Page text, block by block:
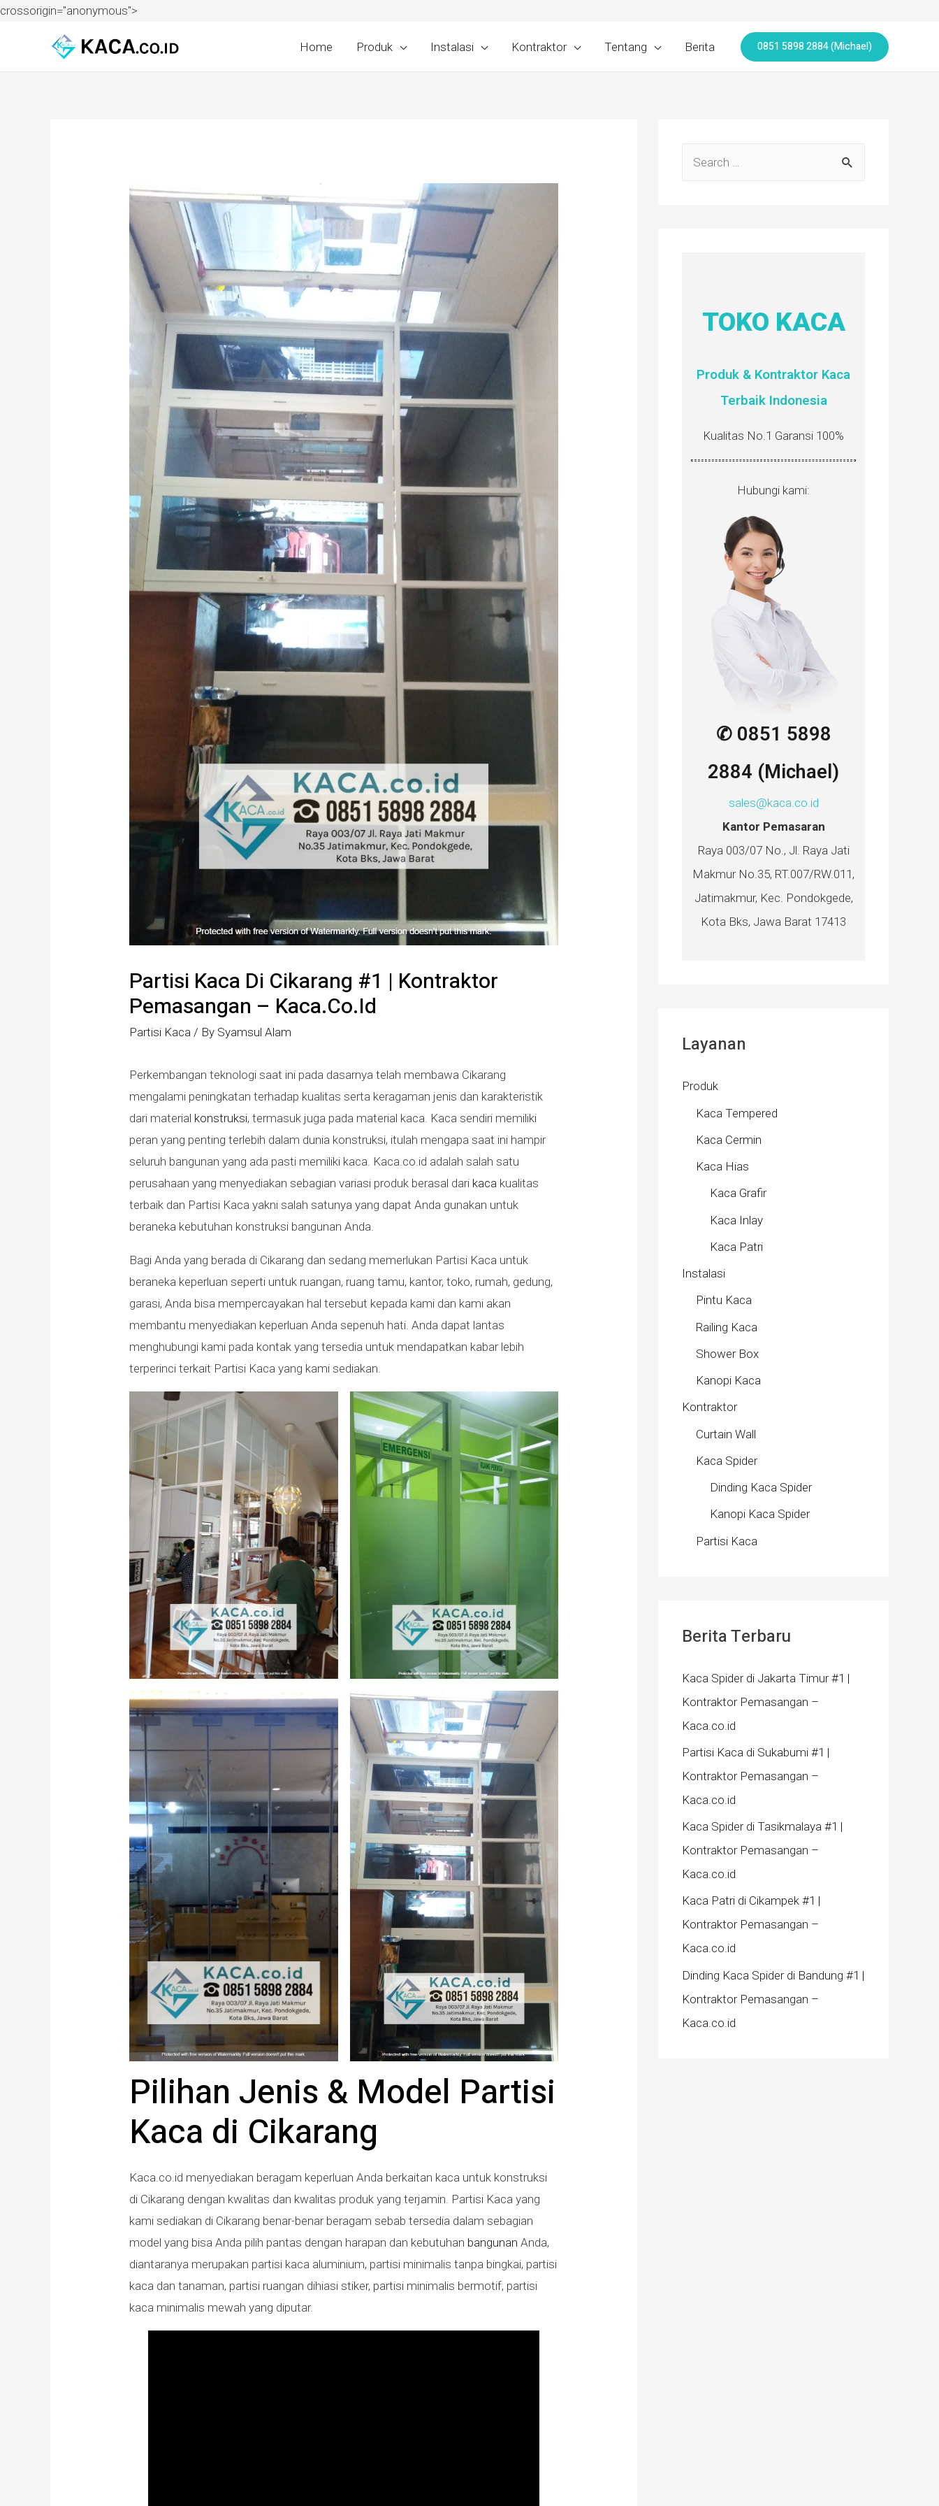
crossorigin="anonymous">
Home Produk Instalasi Kontraktor Tentang Berita 0851 5898 2884 (Michael)
Partisi Kaca Di Cikarang #1 | Kontraktor
Pemasangan – Kaca.co.id
Partisi Kaca / By Syamsul Alam
Perkembangan teknologi saat ini pada dasarnya telah membawa Cikarang
mengalami peningkatan terhadap kualitas serta keragaman jenis dan karakteristik
dari material konstruksi, termasuk juga pada material kaca. Kaca sendiri memiliki
peran yang penting terlebih dalam dunia konstruksi, itulah mengapa saat ini hampir
seluruh bangunan yang ada pasti memiliki kaca. Kaca.co.id adalah salah satu
perusahaan yang menyediakan sebagian variasi produk berasal dari kaca kualitas
terbaik dan Partisi Kaca yakni salah satunya yang dapat Anda gunakan untuk
beraneka kebutuhan konstruksi bangunan Anda.
Bagi Anda yang berada di Cikarang dan sedang memerlukan Partisi Kaca untuk
beraneka keperluan seperti untuk ruangan, ruang tamu, kantor, toko, rumah, gedung,
garasi, Anda bisa mempercayakan hal tersebut kepada kami dan kami akan
membantu menyediakan keperluan Anda sepenuh hati. Anda dapat lantas
menghubungi kami pada kontak yang tersedia untuk mendapatkan kabar lebih
terperinci terkait Partisi Kaca yang kami sediakan.
Pilihan Jenis & Model Partisi
Kaca di Cikarang
Kaca.co.id menyediakan beragam keperluan Anda berkaitan kaca untuk konstruksi
di Cikarang dengan kwalitas dan kwalitas produk yang terjamin. Partisi Kaca yang
kami sediakan di Cikarang benar-benar beragam sebab tersedia dalam sebagian
model yang bisa Anda pilih pantas dengan harapan dan kebutuhan bangunan Anda,
diantaranya merupakan partisi kaca aluminium, partisi minimalis tanpa bingkai, partisi
kaca dan tanaman, partisi ruangan dihiasi stiker, partisi minimalis bermotif, partisi
kaca minimalis mewah yang diputar.
TOKO KACA
Produk & Kontraktor Kaca
Terbaik Indonesia
Kualitas No.1 Garansi 100%
Hubungi kami:
✆ 0851 5898
2884 (Michael)
sales@kaca.co.id
Kantor Pemasaran
Raya 003/07 No., Jl. Raya Jati
Makmur No.35, RT.007/RW.011,
Jatimakmur, Kec. Pondokgede,
Kota Bks, Jawa Barat 17413
Layanan
Produk
Kaca Tempered
Kaca Cermin
Kaca Hias
Kaca Grafir
Kaca Inlay
Kaca Patri
Instalasi
Pintu Kaca
Railing Kaca
Shower Box
Kanopi Kaca
Kontraktor
Curtain Wall
Kaca Spider
Dinding Kaca Spider
Kanopi Kaca Spider
Partisi Kaca
Berita Terbaru
Kaca Spider di Jakarta Timur #1 |
Kontraktor Pemasangan –
Kaca.co.id
Partisi Kaca di Sukabumi #1 |
Kontraktor Pemasangan –
Kaca.co.id
Kaca Spider di Tasikmalaya #1 |
Kontraktor Pemasangan –
Kaca.co.id
Kaca Patri di Cikampek #1 |
Kontraktor Pemasangan –
Kaca.co.id
Dinding Kaca Spider di Bandung #1 |
Kontraktor Pemasangan –
Kaca.co.id